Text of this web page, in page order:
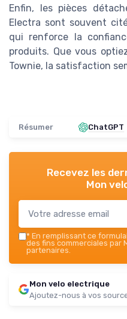
Enfin, les pièces
Electra sont souvent
qui renforce la
produits. Que vous
Townie, la satisfaction
Résumer ChatGPT
Recevez les
Mon
* En remplissant ce
des fins commerciales par
partenaires.
Mon velo electrique
Ajoutez-nous à vos